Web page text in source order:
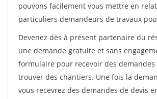
pouvons facilement vous mettre en
particuliers demandeurs de travaux
Devenez dès à présent partenaire du
une demande gratuite et sans
formulaire pour recevoir des demandes
trouver des chantiers. Une fois la
vous recevrez des demandes de devis